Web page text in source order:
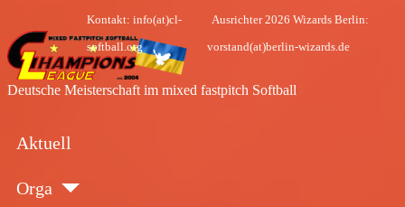
Deutsche Meisterschaft im mixed fastpitch Softball
Aktuell
Orga
Kontakt: info(at)cl-
softball.org
Ausrichter 2026 Wizards Berlin:
vorstand(at)berlin-wizards.de